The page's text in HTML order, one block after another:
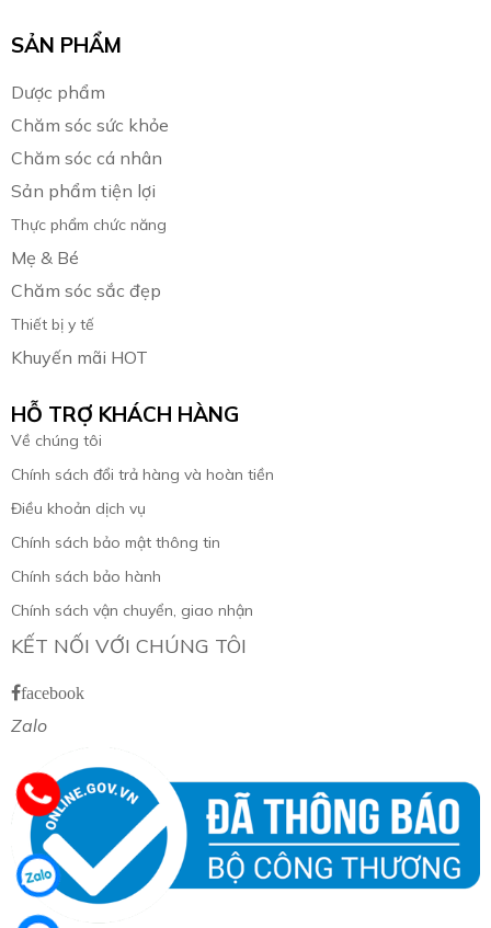
SẢN PHẨM
Dược phẩm
Chăm sóc sức khỏe
Chăm sóc cá nhân
Sản phẩm tiện lợi
Thực phẩm chức năng
Mẹ & Bé
Chăm sóc sắc đẹp
Thiết bị y tế
Khuyến mãi HOT
HỖ TRỢ KHÁCH HÀNG
Về chúng tôi
Chính sách đổi trả hàng và hoàn tiền
Điều khoản dịch vụ
Chính sách bảo mật thông tin
Chính sách bảo hành
Chính sách vận chuyển, giao nhận
KẾT NỐI VỚI CHÚNG TÔI
facebook
Zalo